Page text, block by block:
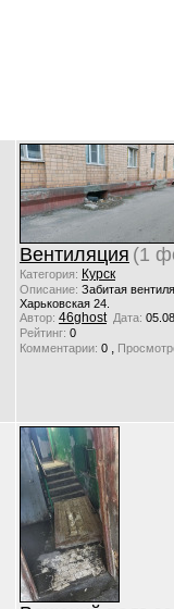
Вентиляция (1
Категория: Курск
Описание: Забитая
Харьковская 24.
Автор: 46ghost Дата:
Рейтинг: 0
Комментарии: 0 ,